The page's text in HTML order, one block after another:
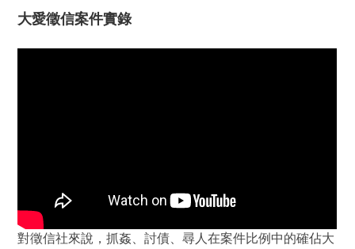
大愛徵信案件實錄
對徵信社來說，抓姦、討債、尋人在案件比例中的確佔大